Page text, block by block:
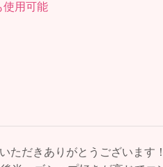
使用可能
ただきありがとうございます！